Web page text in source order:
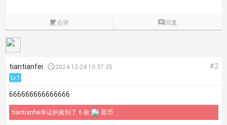
点评  回复
tiantianfei 2024-12-24 10:37:35 #2
Lv.1
666666666666666
tiantianfei幸运的捡到了 6 枚 星币